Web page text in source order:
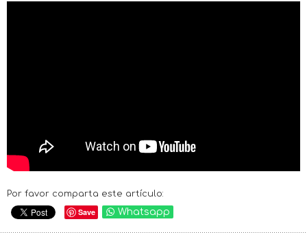
Por favor comparta este artículo:
Save Whatsapp